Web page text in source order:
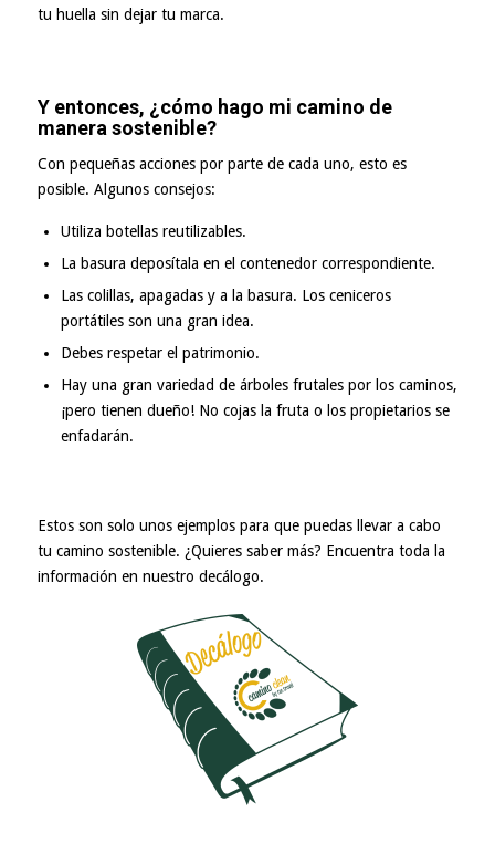
tu huella sin dejar tu marca.
Y entonces, ¿cómo hago mi camino de
manera sostenible?
Con pequeñas acciones por parte de cada uno, esto es
posible. Algunos consejos:
Utiliza botellas reutilizables.
La basura deposítala en el contenedor correspondiente.
Las colillas, apagadas y a la basura. Los ceniceros
portátiles son una gran idea.
Debes respetar el patrimonio.
Hay una gran variedad de árboles frutales por los caminos,
¡pero tienen dueño! No cojas la fruta o los propietarios se
enfadarán.
Estos son solo unos ejemplos para que puedas llevar a cabo
tu camino sostenible. ¿Quieres saber más? Encuentra toda la
información en nuestro decálogo.